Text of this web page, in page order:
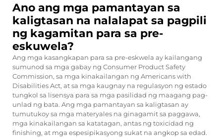
Ano ang mga pamantayan sa
kaligtasan na nalalapat sa pagpili
ng kagamitan para sa pre-
eskuwela?
Ang mga kasangkapan para sa pre-eskwela ay kailangang
sumunod sa mga gabay ng Consumer Product Safety
Commission, sa mga kinakailangan ng Americans with
Disabilities Act, at sa mga kaugnay na regulasyon ng estado
tungkol sa lisensya para sa mga pasilidad ng maagang pag-
unlad ng bata. Ang mga pamantayan sa kaligtasan ay
tumutukoy sa mga materyales na ginagamit sa paggawa,
mga kinakailangan sa katatagan, antas ng toxicidad ng
finishing, at mga espesipikasyong sukat na angkop sa edad.